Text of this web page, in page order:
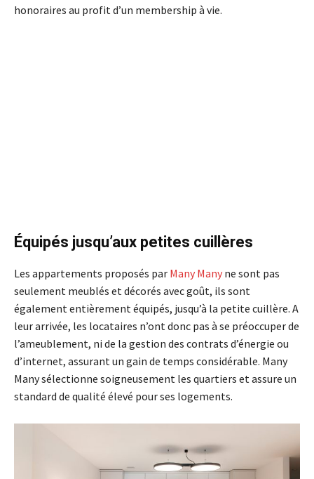
honoraires au profit d’un membership à vie.
Équipés jusqu’aux petites cuillères
Les appartements proposés par Many Many ne sont pas
seulement meublés et décorés avec goût, ils sont
également entièrement équipés, jusqu’à la petite cuillère. A
leur arrivée, les locataires n’ont donc pas à se préoccuper de
l’ameublement, ni de la gestion des contrats d’énergie ou
d’internet, assurant un gain de temps considérable. Many
Many sélectionne soigneusement les quartiers et assure un
standard de qualité élevé pour ses logements.